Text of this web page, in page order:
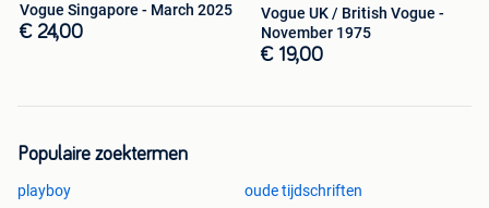
Vogue Singapore - March 2025
€ 24,00
Vogue UK / British Vogue -
November 1975
€ 19,00
Populaire zoektermen
playboy
oude tijdschriften